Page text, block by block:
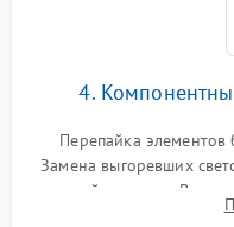
4.
Перепайка элементов
Замена выгоревших
хрупкой матрицы.
прошивка